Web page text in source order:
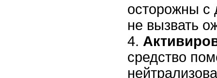
осторожны с
не вызвать
средство